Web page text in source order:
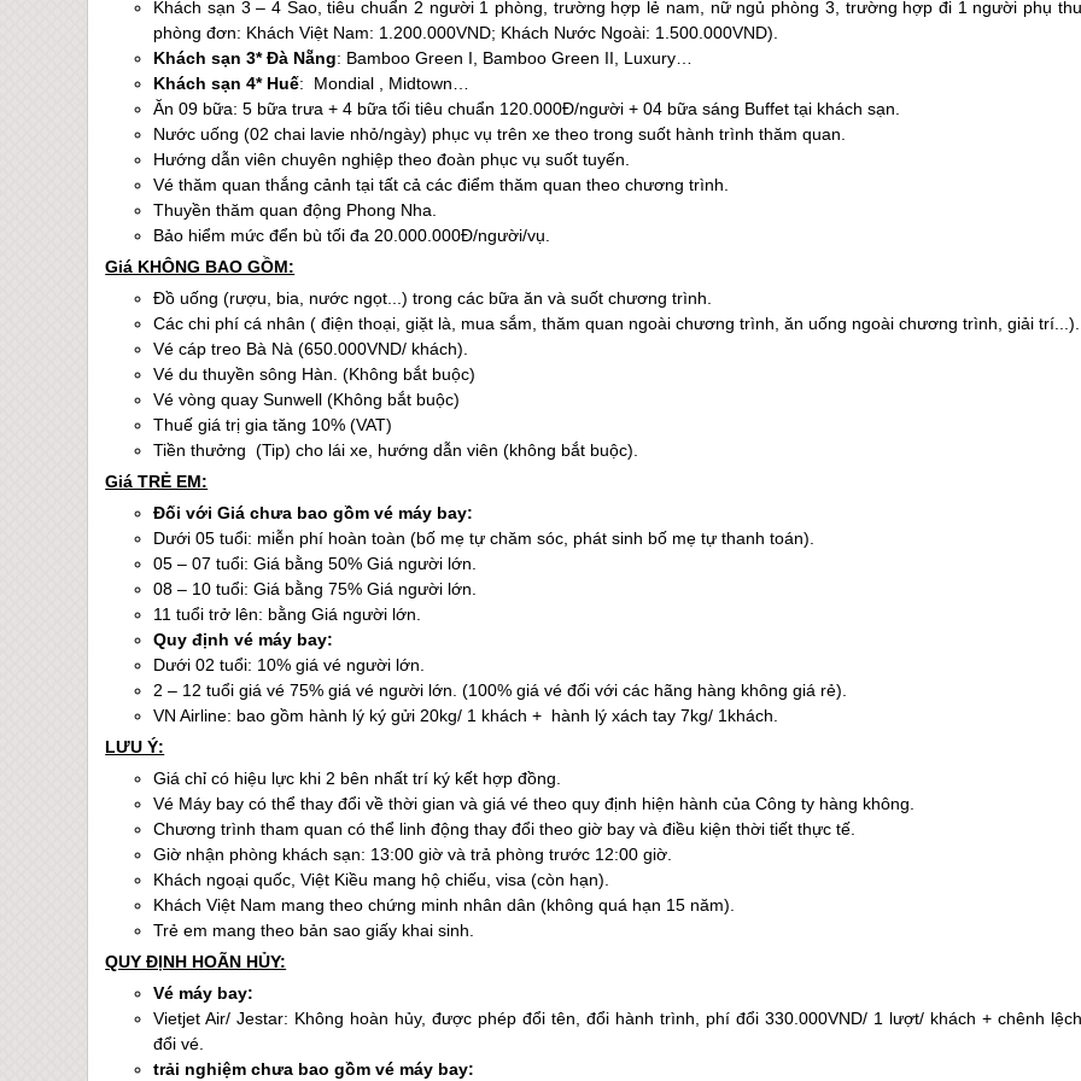
Khách sạn 3 – 4 Sao, tiêu chuẩn 2 người 1 phòng, trường hợp lẻ nam, nữ ngủ phòng 3, trường hợp đi 1 người phụ thu
phòng đơn: Khách Việt Nam: 1.200.000VND; Khách Nước Ngoài: 1.500.000VND).
Khách sạn 3*Đà Nẵng: Bamboo Green I, Bamboo Green II, Luxury…
Khách sạn 4* Huế: Mondial , Midtown…
Ăn 09 bữa: 5 bữa trưa + 4 bữa tối tiêu chuẩn 120.000Đ/người + 04 bữa sáng Buffet tại khách sạn.
Nước uống (02 chai lavie nhỏ/ngày) phục vụ trên xe theo trong suốt hành trình thăm quan.
Hướng dẫn viên chuyên nghiệp theo đoàn phục vụ suốt tuyến.
Vé thăm quan thắng cảnh tại tất cả các điểm thăm quan theo chương trình.
Thuyền thăm quan động Phong Nha.
Bảo hiểm mức đển bù tối đa 20.000.000Đ/người/vụ.
Giá KHÔNG BAO GỒM:
Đồ uống (rượu, bia, nước ngọt...) trong các bữa ăn và suốt chương trình.
Các chi phí cá nhân ( điện thoại, giặt là, mua sắm, thăm quan ngoài chương trình, ăn uống ngoài chương trình, giải trí...).
Vé cáp treo Bà Nà (650.000VND/ khách).
Vé du thuyền sông Hàn. (Không bắt buộc)
Vé vòng quay Sunwell (Không bắt buộc)
Thuế giá trị gia tăng 10% (VAT)
Tiền thưởng (Tip) cho lái xe, hướng dẫn viên (không bắt buộc).
Giá TRẺ EM:
Đối với Giá chưa bao gồm vé máy bay:
Dưới 05 tuổi: miễn phí hoàn toàn (bố mẹ tự chăm sóc, phát sinh bố mẹ tự thanh toán).
05 – 07 tuổi: Giá bằng 50% Giá người lớn.
08 – 10 tuổi: Giá bằng 75% Giá người lớn.
11 tuổi trở lên: bằng Giá người lớn.
Quy định vé máy bay:
Dưới 02 tuổi: 10% giá vé người lớn.
2 – 12 tuổi giá vé 75% giá vé người lớn. (100% giá vé đối với các hãng hàng không giá rẻ).
VN Airline: bao gồm hành lý ký gửi 20kg/ 1 khách + hành lý xách tay 7kg/ 1khách.
LƯU Ý:
Giá chỉ có hiệu lực khi 2 bên nhất trí ký kết hợp đồng.
Vé Máy bay có thể thay đổi về thời gian và giá vé theo quy định hiện hành của Công ty hàng không.
Chương trình tham quan có thể linh động thay đổi theo giờ bay và điều kiện thời tiết thực tế.
Giờ nhận phòng khách sạn: 13:00 giờ và trả phòng trước 12:00 giờ.
Khách ngoại quốc, Việt Kiều mang hộ chiếu, visa (còn hạn).
Khách Việt Nam mang theo chứng minh nhân dân (không quá hạn 15 năm).
Trẻ em mang theo bản sao giấy khai sinh.
QUY ĐỊNH HOÃN HỦY:
Vé máy bay:
Vietjet Air/ Jestar: Không hoàn hủy, được phép đổi tên, đổi hành trình, phí đổi 330.000VND/ 1 lượt/ khách + chênh lệch
đổi vé.
trải nghiệm chưa bao gồm vé máy bay: